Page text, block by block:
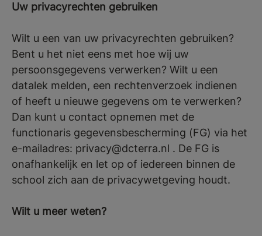
Uw privacyrechten gebruiken
Wilt u een van uw privacyrechten gebruiken?
Bent u het niet eens met hoe wij uw
persoonsgegevens verwerken? Wilt u een
datalek melden, een rechtenverzoek indienen
of heeft u nieuwe gegevens om te verwerken?
Dan kunt u contact opnemen met de
functionaris gegevensbescherming (FG) via het
e-mailadres: privacy@dcterra.nl . De FG is
onafhankelijk en let op of iedereen binnen de
school zich aan de privacywetgeving houdt.
Wilt u meer weten?